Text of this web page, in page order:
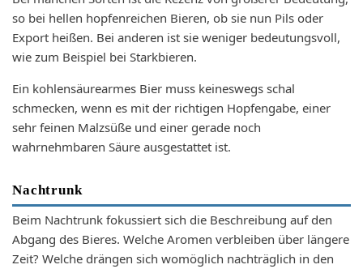
so bei hellen hopfenreichen Bieren, ob sie nun Pils oder
Export heißen. Bei anderen ist sie weniger bedeutungsvoll,
wie zum Beispiel bei Starkbieren.
Ein kohlensäurearmes Bier muss keineswegs schal
schmecken, wenn es mit der richtigen Hopfengabe, einer
sehr feinen Malzsüße und einer gerade noch
wahrnehmbaren Säure ausgestattet ist.
Nachtrunk
Beim Nachtrunk fokussiert sich die Beschreibung auf den
Abgang des Bieres. Welche Aromen verbleiben über längere
Zeit? Welche drängen sich womöglich nachträglich in den